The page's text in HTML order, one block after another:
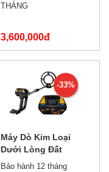
THÁNG
3,600,000đ
3,900,000đ
-33%
Máy Dò Kim Loại
Dưới Lòng Đất
MD940 New
Bảo hành 12 tháng